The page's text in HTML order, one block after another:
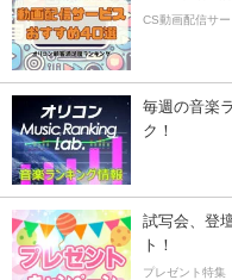
CS動画配信サ
毎週の音楽
ク！
試写会、登
ト！
プレゼント特集